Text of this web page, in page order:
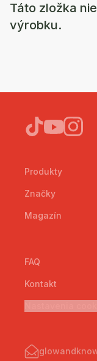
Táto zložka
výrobku.
Produkty
Značky
Magazín
FAQ
Kontakt